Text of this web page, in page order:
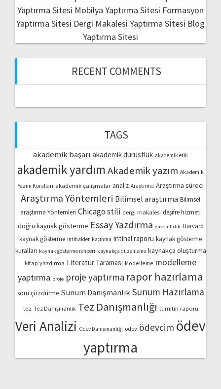
Yaptırma Sitesi Mobilya Yaptırma Sitesi Formasyon
Yaptırma Sitesi Dergi Makalesi Yaptırma Sİtesi Blog
Yaptırma Sitesi
RECENT COMMENTS
TAGS
akademik başarı akademik dürüstlük akademik etik
akademik yardımAkademik yazım Akademik
Yazım Kuralları akademik çalışmalar analiz Araştırma Araştırma süreci
Araştırma Yöntemleri Bilimsel araştırma Bilimsel
araştırma Yöntemleri Chicago stili dergi makalesi deşifre hizmeti
doğru kaynak gösterme Essay Yazdırma güvenilirlik Harvard
kaynak gösterme intihalden kaçınma intihal raporu kaynak gösterme
kuralları kaynak gösterme rehberi kaynakça düzenleme kaynakça oluşturma
kitap yazdırma Literatür Taraması Modelleme modelleme
yaptırma proje proje yaptırma rapor hazırlama
soru çözdürme Sunum Danışmanlık Sunum Hazırlama
tez Tez Danışmanlık Tez Danışmanlığı turnitin raporu
Veri Analizi Ödev Danışmanlığı ödev ödevcim ödev
yaptırma